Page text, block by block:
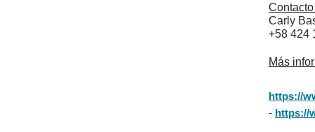
Carly
+58 424
Más
https://
- https://